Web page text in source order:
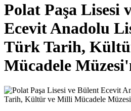
Polat Paşa Lisesi
Ecevit Anadolu
Türk Tarih,
Mücadele